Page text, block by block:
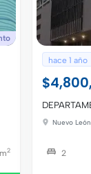
2
hace 1 año
PARQUE
Nuevo León
2